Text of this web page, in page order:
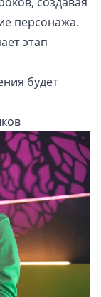
персонажа.
этап
будет